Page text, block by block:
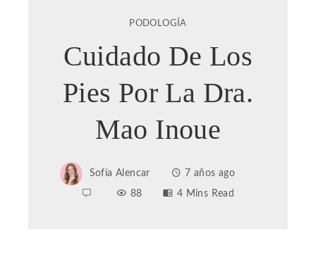
PODOLOGÍA
Cuidado De Los
Pies Por La Dra.
Mao Inoue
Sofía Alencar
7 años ago
88
4 Mins Read